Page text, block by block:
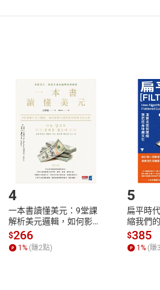
第2條第5款之規定，「非以有形媒
點選「瀏覽訂單明細」 「申請取
貨。
付款方式
Payment
完
號，下載書籍後看書
4
一本書讀懂美元：9堂課
解析美元邏輯，如何影響
全球經濟和每個人的投資
【電子書】
$266
1% (賺2點)
5
扁平時
縮我們
子書】
$385
1% (賺